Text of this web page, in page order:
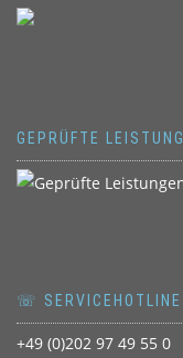
GEPRÜFTE LEISTUNG
☏ SERVICEHOTLINE
+49 (0)202 97 49 55 0